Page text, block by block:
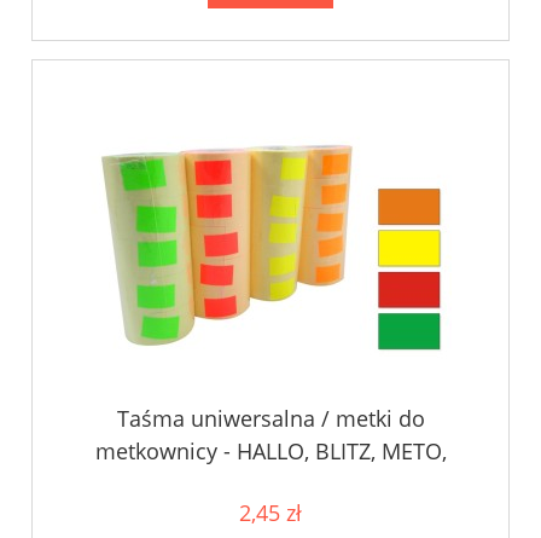
Taśma uniwersalna / metki do
metkownicy - HALLO, BLITZ, METO,
2,45 zł